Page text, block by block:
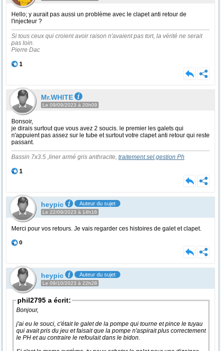
Hello; y aurait pas aussi un problème avec le clapet anti retour de
l'injecteur ?
Si tous ceux qui croient avoir raison n'avaient pas tort, la vérité ne serait
pas loin.
Pierre Dac
1
Mr.WHITE
Le 09/09/2023 à 20h09
Bonsoir,
je dirais surtout que vous avez 2 soucis. le premier les galets qui
n'appuient pas assez sur le tube et surtout votre clapet anti retour qui reste
passant.
Bassin 7x3.5 ,liner armé gris anthracite, traitement sel,gestion Ph
1
heypic Auteur du sujet
Le 22/09/2023 à 14h16
Merci pour vos retours. Je vais regarder ces histoires de galet et clapet.
0
heypic Auteur du sujet
Le 09/10/2023 à 22h28
phil2795 a écrit:
Bonjour,
j'ai eu le souci, c'était le galet de la pompe qui tourne et pince le tuyau
qui avait pris du jeu et faisait que la pompe n'aspirait plus correctement
le PH et au contraire le refoulait dans le bidon.